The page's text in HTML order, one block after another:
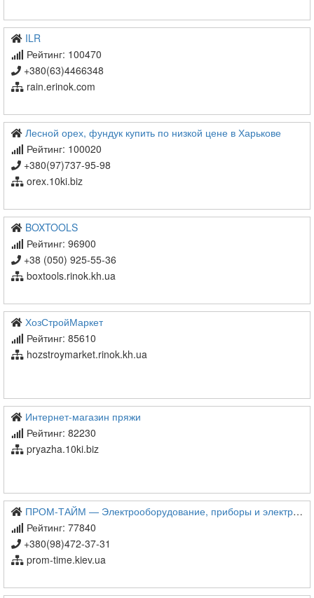
ILR
Рейтинг: 100470
+380(63)4466348
rain.erinok.com
Лесной орех, фундук купить по низкой цене в Харькове
Рейтинг: 100020
+380(97)737-95-98
orex.10ki.biz
BOXTOOLS
Рейтинг: 96900
+38 (050) 925-55-36
boxtools.rinok.kh.ua
ХозСтройМаркет
Рейтинг: 85610
hozstroymarket.rinok.kh.ua
Интернет-магазин пряжи
Рейтинг: 82230
pryazha.10ki.biz
ПРОМ-ТАЙМ — Электрооборудование, приборы и электротовары в Киеве, купить с доставкой по низкой цене в Украине
Рейтинг: 77840
+380(98)472-37-31
prom-time.kiev.ua